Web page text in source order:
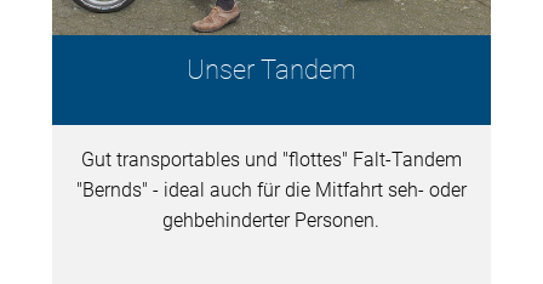
Unser Tandem
Gut transportables und "flottes" Falt-Tandem
"Bernds" - ideal auch für die Mitfahrt seh- oder
gehbehinderter Personen.